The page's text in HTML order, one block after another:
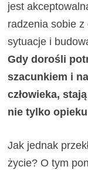
jest
radzenia sobie
sytuacje i
Gdy dorośli
szacunkiem i
człowieka,
nie tylko
Jak jednak
życie? O tym